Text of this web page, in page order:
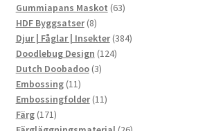
produkter
Gummiapans Maskot 6363
HDF Byggsatser 88
produkter
Djur | Fåglar | Insekter 384384
Doodlebug Design 124124
Dutch Doobadoo 33
Embossing 1111
produkter
Embossingfolder 1111
Färg 171171